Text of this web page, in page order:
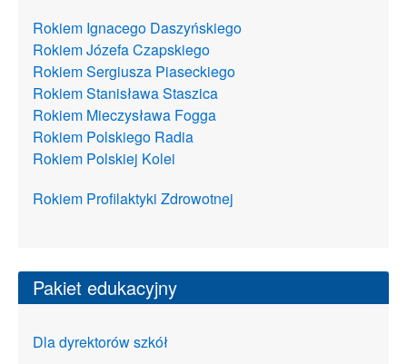
Rokiem Ignacego Daszyńskiego
Rokiem Józefa Czapskiego
Rokiem Sergiusza Piaseckiego
Rokiem Stanisława Staszica
Rokiem Mieczysława Fogga
Rokiem Polskiego Radia
Rokiem Polskiej Kolei
Rokiem Profilaktyki Zdrowotnej
Pakiet edukacyjny
Dla dyrektorów szkół